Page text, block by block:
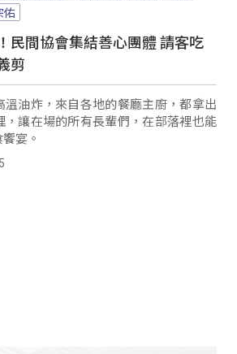
佑
民間協會集結善心團體 請客吃
剪
溫油炸，來自各地的餐廳主廚，都拿出
，讓在場的所有長輩們，在部落裡也能
宴。